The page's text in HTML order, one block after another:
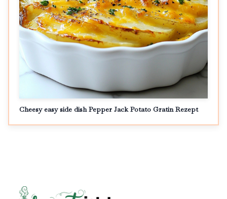
Cheesy easy side dish Pepper Jack Potato Gratin Rezept